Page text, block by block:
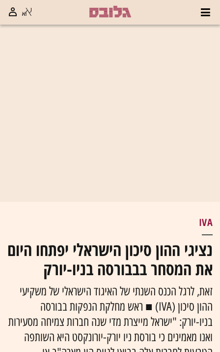
IVA
נציגי ההון סיכון הישראלי יפתחו היום
את המסחר בבבורסה בניו-יורק
זאת, לרגל הכנס השנתי של האיגוד הישראלי של משקיעי
ההון סיכון (IVA) ■ ראש מחלקת הנפקות בבורסה
בניו-יורק: "ישראל מייצרת מדי שנה חברות צמיחה מסעירות
ואנו מאמינים כי בורסת ניו יורק-יורונקסט היא השותפה